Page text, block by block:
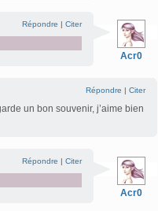
Acr0
Répondre | Citer
Répondre | Citer
un bon souvenir, j’aime bien
Acr0
Répondre | Citer